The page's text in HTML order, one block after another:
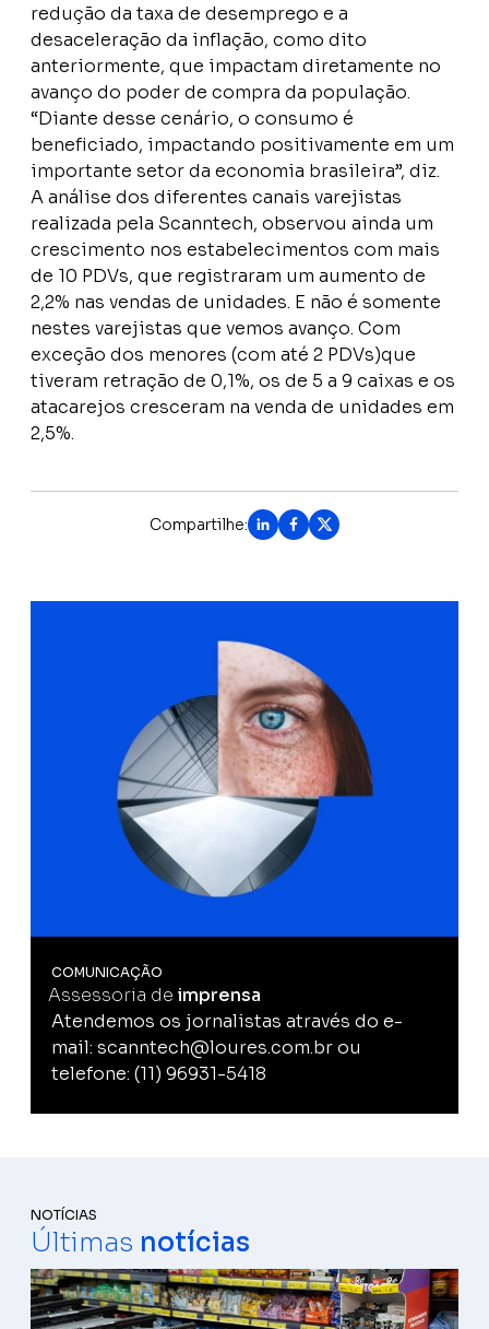
redução da taxa de desemprego e a
desaceleração da inflação, como dito
anteriormente, que impactam diretamente no
avanço do poder de compra da população.
“Diante desse cenário, o consumo é
beneficiado, impactando positivamente em um
importante setor da economia brasileira”, diz.
A análise dos diferentes canais varejistas
realizada pela Scanntech, observou ainda um
crescimento nos estabelecimentos com mais
de 10 PDVs, que registraram um aumento de
2,2% nas vendas de unidades. E não é somente
nestes varejistas que vemos avanço. Com
exceção dos menores (com até 2 PDVs)que
tiveram retração de 0,1%, os de 5 a 9 caixas e os
atacarejos cresceram na venda de unidades em
2,5%.
Compartilhe:
COMUNICAÇÃO
Assessoria de imprensa
Atendemos os jornalistas através do e-
mail: scanntech@loures.com.br ou
telefone: (11) 96931-5418
NOTÍCIAS
Últimas notícias